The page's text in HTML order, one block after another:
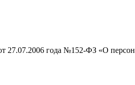
27.07.2006 года №152-ФЗ «О